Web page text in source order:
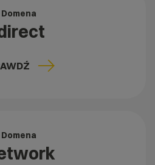
Domena
Domena